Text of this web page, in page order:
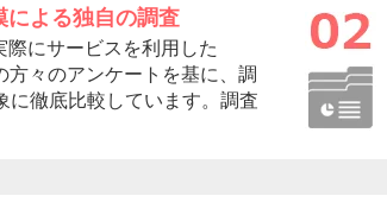
による独自の調査
際にサービスを利用した
方々のアンケートを基に、調
に徹底比較しています。調査